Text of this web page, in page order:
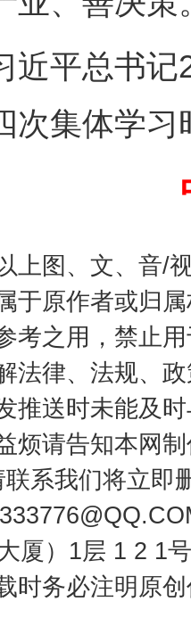
总书记
次集体学
上图、文、音/
于原作者或归
考之用，禁止
法律、法规、
推送时未能及
烦请告知本网
系我们将立即
厦）1层 1 2 1
时务必注明原
标问题” 法